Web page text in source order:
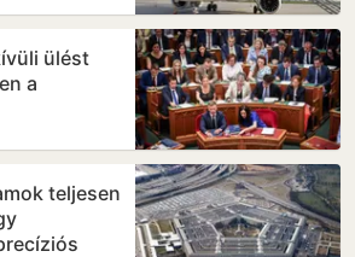
ülést
a
teljesen